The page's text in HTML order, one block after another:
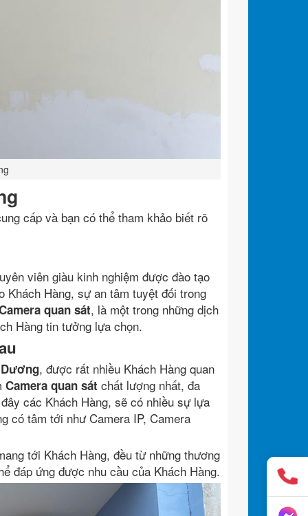
cấp và bạn có thể tham khảo biết rõ
viên giàu kinh nghiệm được đào tạo
Khách Hàng, sự an tâm tuyệt đối trong
quan sát, là một trong những dịch
Hàng tin tưởng lựa chọn.
, được rất nhiều Khách Hàng quan
Camera quan sát chất lượng nhất, đa
các Khách Hàng, sẽ có nhiều sự lựa
có tâm tới như Camera IP, Camera
tới Khách Hàng, đều từ những thương
đáp ứng được nhu cầu của Khách Hàng.